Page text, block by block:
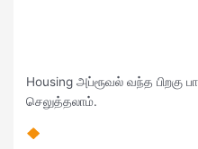
Housing அப்ரூவல் வந்த
செலுத்தலாம்.